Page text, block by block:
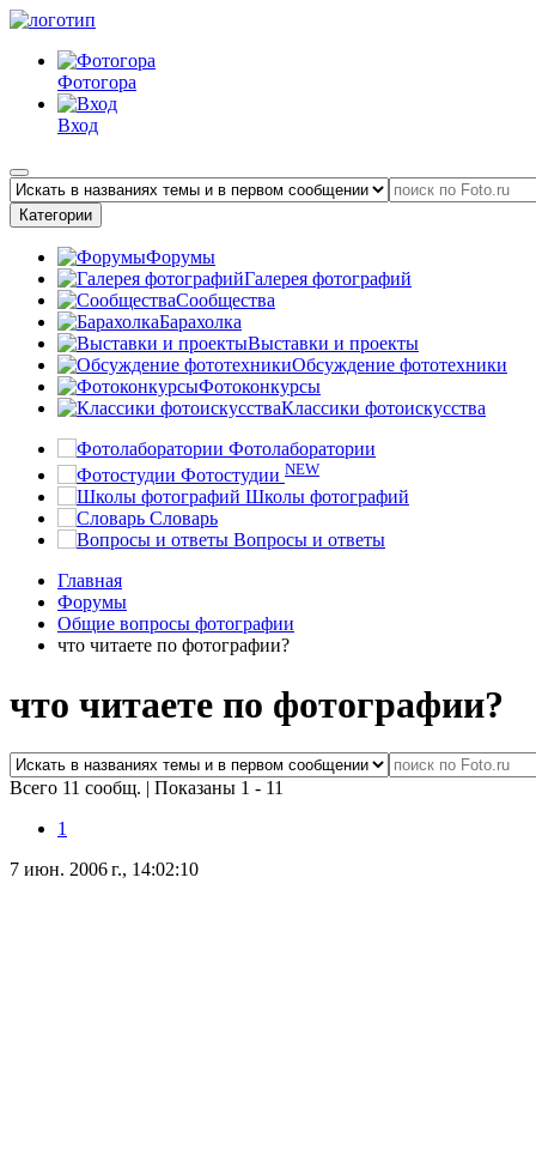
Фотогора
Вход
Категории
Форумы
Галерея фотографий
Сообщества
Барахолка
Выставки и проекты
Обсуждение фототехники
Фотоконкурсы
Классики фотоискусства
Фотолаборатории
Фотостудии NEW
Школы фотографий
Словарь
Вопросы и ответы
Главная
Форумы
Общие вопросы фотографии
что читаете по фотографии?
что читаете по фотографии?
Всего 11 сообщ. | Показаны 1 - 11
1
7 июн. 2006 г., 14:02:10